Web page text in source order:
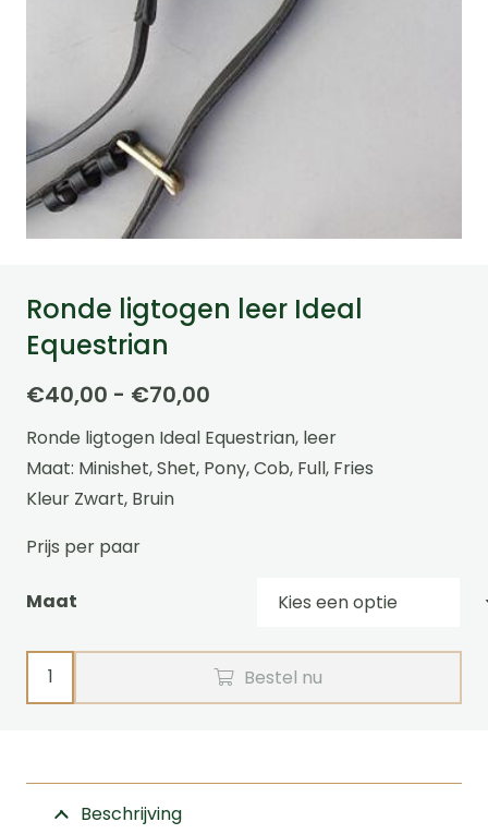
Ronde ligtogen leer Ideal
Equestrian
€40,00 - €70,00
€40,00
tot
€70,00
Ronde ligtogen Ideal Equestrian, leer
Maat: Minishet, Shet, Pony, Cob, Full, Fries
Kleur Zwart, Bruin
Prijs per paar
Maat
Ronde
ligtogen
Equestrian
aantal
Bestel nu
Beschrijving